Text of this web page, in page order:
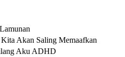
Akan Saling Memaafkan
Aku ADHD